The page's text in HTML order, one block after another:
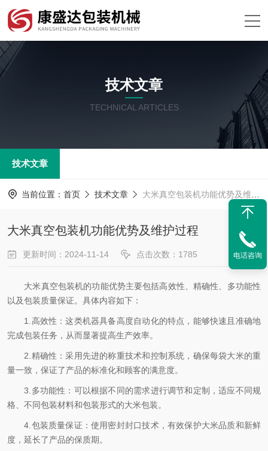
技术文章
TECHNICAL ARTICLES
技术文章
当前位置： 首页 技术文章 大米真空包装机功能优势及维护过程
大米真空包装机功能优势及维护过程
更新时间：2024-11-14 点击次数：1785
大米真空包装机的功能优势主要包括高效性、精确性、多功能性
以及包装质量保证。具体内容如下：
1.高效性：这类机器具备高度自动化的特点，能够快速且准确地
完成包装任务，从而显著提高生产效率。
2.精确性：采用先进的称重技术和控制系统，确保每袋大米的重
量一致，保证了产品的标准化和顾客的满意度。
3.多功能性：可以根据不同的需求进行调节和定制，适应不同规
格、不同包装材料和包装形式的大米包装。
4.包装质量保证：使用密封封口技术，有效保护大米品质和新鲜
度，延长了产品的保质期。
电话咨询